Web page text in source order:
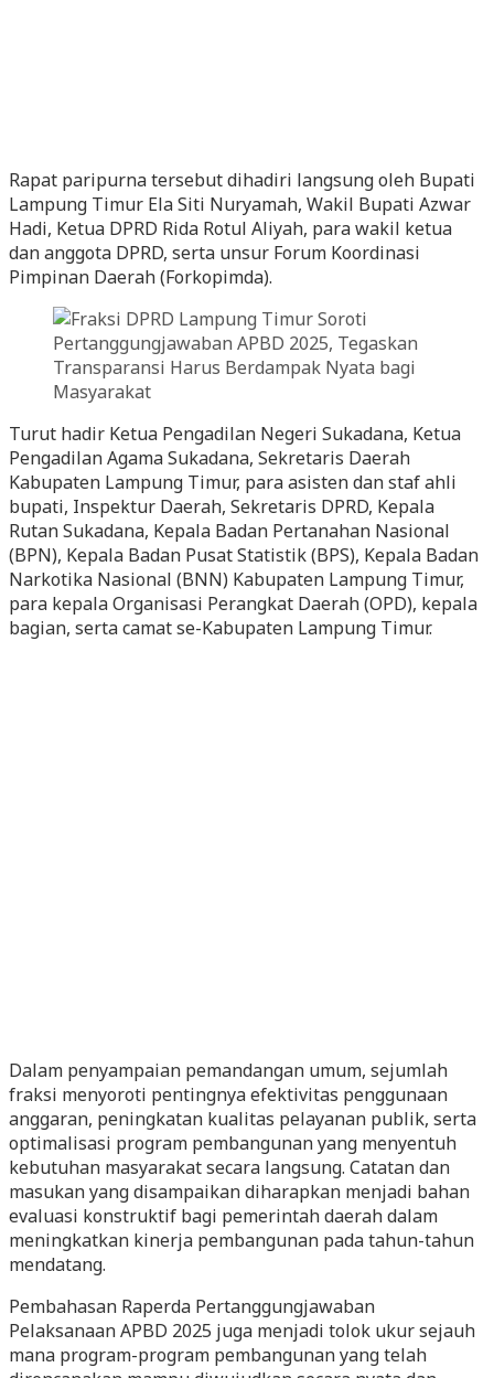
Rapat paripurna tersebut dihadiri langsung oleh Bupati
Lampung Timur Ela Siti Nuryamah, Wakil Bupati Azwar
Hadi, Ketua DPRD Rida Rotul Aliyah, para wakil ketua
dan anggota DPRD, serta unsur Forum Koordinasi
Pimpinan Daerah (Forkopimda).
Turut hadir Ketua Pengadilan Negeri Sukadana, Ketua
Pengadilan Agama Sukadana, Sekretaris Daerah
Kabupaten Lampung Timur, para asisten dan staf ahli
bupati, Inspektur Daerah, Sekretaris DPRD, Kepala
Rutan Sukadana, Kepala Badan Pertanahan Nasional
(BPN), Kepala Badan Pusat Statistik (BPS), Kepala Badan
Narkotika Nasional (BNN) Kabupaten Lampung Timur,
para kepala Organisasi Perangkat Daerah (OPD), kepala
bagian, serta camat se-Kabupaten Lampung Timur.
Dalam penyampaian pemandangan umum, sejumlah
fraksi menyoroti pentingnya efektivitas penggunaan
anggaran, peningkatan kualitas pelayanan publik, serta
optimalisasi program pembangunan yang menyentuh
kebutuhan masyarakat secara langsung. Catatan dan
masukan yang disampaikan diharapkan menjadi bahan
evaluasi konstruktif bagi pemerintah daerah dalam
meningkatkan kinerja pembangunan pada tahun-tahun
mendatang.
Pembahasan Raperda Pertanggungjawaban
Pelaksanaan APBD 2025 juga menjadi tolok ukur sejauh
mana program-program pembangunan yang telah